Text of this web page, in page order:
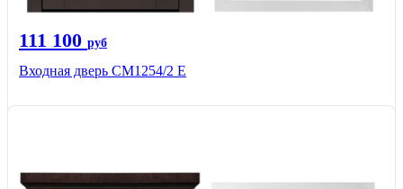
111 100 руб
Входная дверь СМ1254/2 E